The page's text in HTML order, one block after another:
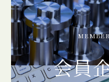
会員